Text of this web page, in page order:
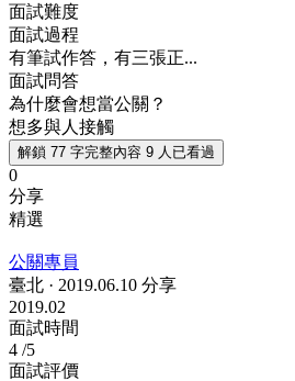
面試難度
面試過程
有筆試作答，有三張正...
面試問答
為什麼會想當公關？
想多與人接觸
解鎖 77 字完整內容 9 人已看過
0
分享
精選
公關專員
臺北 · 2019.06.10 分享
2019.02
面試時間
4 /5
面試評價